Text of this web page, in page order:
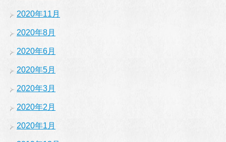
2020年11月
2020年8月
2020年6月
2020年5月
2020年3月
2020年2月
2020年1月